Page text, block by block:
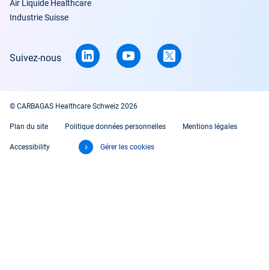
Air Liquide Healthcare
Industrie Suisse
Suivez-nous
© CARBAGAS Healthcare Schweiz 2026
Plan du site Politique données personnelles Mentions légales
Accessibility Gérer les cookies